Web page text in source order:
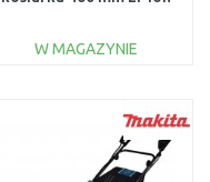
W MAGAZYNIE
Do porównania